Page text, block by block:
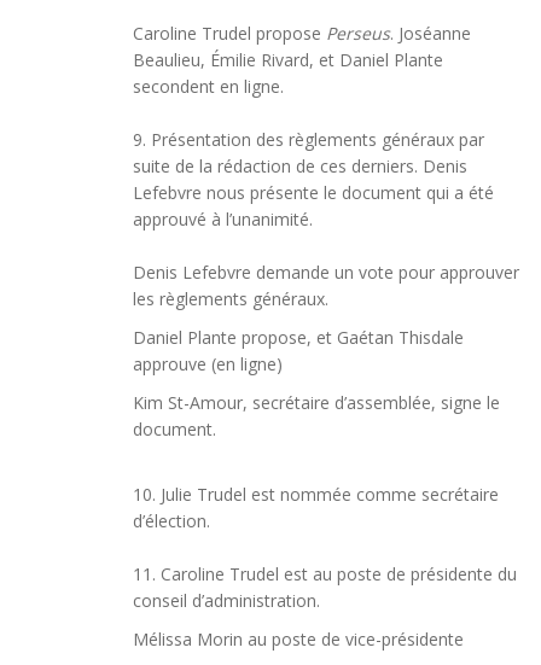
Caroline Trudel propose Perseus. Joséanne
Beaulieu, Émilie Rivard, et Daniel Plante
secondent en ligne.
9. Présentation des règlements généraux par
suite de la rédaction de ces derniers. Denis
Lefebvre nous présente le document qui a été
approuvé à l’unanimité.
Denis Lefebvre demande un vote pour approuver
les règlements généraux.
Daniel Plante propose, et Gaétan Thisdale
approuve (en ligne)
Kim St-Amour, secrétaire d’assemblée, signe le
document.
10. Julie Trudel est nommée comme secrétaire
d’élection.
11. Caroline Trudel est au poste de présidente du
conseil d’administration.
Mélissa Morin au poste de vice-présidente